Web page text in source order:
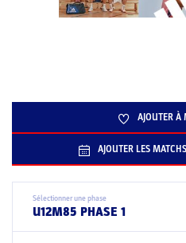
AJOUTER À
AJOUTER LES
Sélectionner une phase
U12M85 PHASE 1